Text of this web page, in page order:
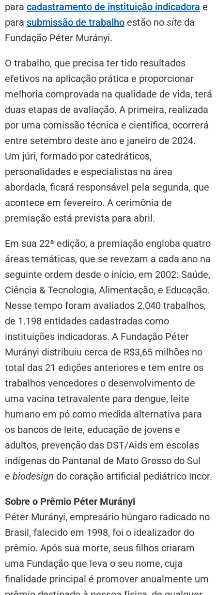
para cadastramento de instituição indicadora e
para submissão de trabalho estão no site da
Fundação Péter Murányi.
O trabalho, que precisa ter tido resultados
efetivos na aplicação prática e proporcionar
melhoria comprovada na qualidade de vida, terá
duas etapas de avaliação. A primeira, realizada
por uma comissão técnica e científica, ocorrerá
entre setembro deste ano e janeiro de 2024.
Um júri, formado por catedráticos,
personalidades e especialistas na área
abordada, ficará responsável pela segunda, que
acontece em fevereiro. A cerimônia de
premiação está prevista para abril.
Em sua 22ª edição, a premiação engloba quatro
áreas temáticas, que se revezam a cada ano na
seguinte ordem desde o início, em 2002: Saúde,
Ciência & Tecnologia, Alimentação, e Educação.
Nesse tempo foram avaliados 2.040 trabalhos,
de 1.198 entidades cadastradas como
instituições indicadoras. A Fundação Péter
Murányi distribuiu cerca de R$3,65 milhões no
total das 21 edições anteriores e tem entre os
trabalhos vencedores o desenvolvimento de
uma vacina tetravalente para dengue, leite
humano em pó como medida alternativa para
os bancos de leite, educação de jovens e
adultos, prevenção das DST/Aids em escolas
indígenas do Pantanal de Mato Grosso do Sul
e biodesign do coração artificial pediátrico Incor.
Sobre o Prêmio Péter Murányi
Péter Murányi, empresário húngaro radicado no
Brasil, falecido em 1998, foi o idealizador do
prêmio. Após sua morte, seus filhos criaram
uma Fundação que leva o seu nome, cuja
finalidade principal é promover anualmente um